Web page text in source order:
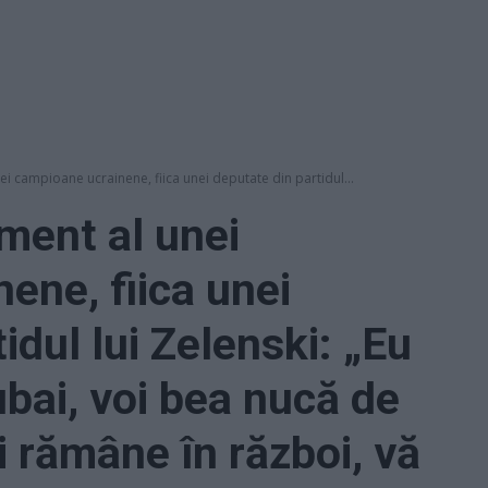
campioane ucrainene, fiica unei deputate din partidul...
al unei
fiica unei
lui Zelenski: „Eu
voi bea nucă de
în război, vă